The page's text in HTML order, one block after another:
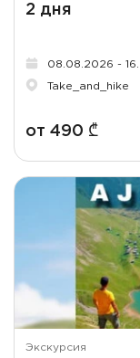
2 дня
08.08.2026 -
Take_and_hike
от 490 ₾
Экскурсия